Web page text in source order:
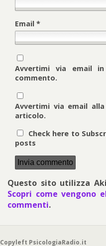
Email *
Avvertimi via email
commento.
Avvertimi via email
articolo.
Check here to
posts
Questo sito utilizza
Scopri come
commenti.
Copyleft PsicologiaRadio.it